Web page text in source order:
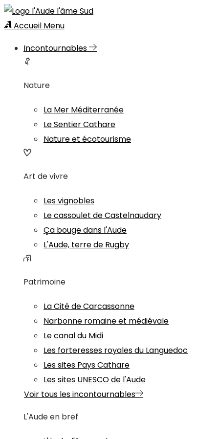
Accueil Menu
Incontournables
Nature
La Mer Méditerranée
Le Sentier Cathare
Nature et écotourisme
Art de vivre
Les vignobles
Le cassoulet de Castelnaudary
Ça bouge dans l'Aude
L'Aude, terre de Rugby
Patrimoine
La Cité de Carcassonne
Narbonne romaine et médiévale
Le canal du Midi
Les forteresses royales du Languedoc
Les sites Pays Cathare
Les sites UNESCO de l'Aude
Voir tous les incontournables
L'Aude en bref